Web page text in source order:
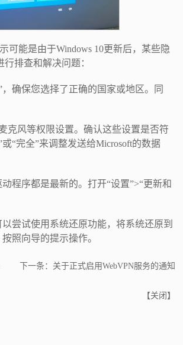
可能是由于Windows 10更新后，某些隐
排查和解决问题：
确保您选择了正确的国家或地区。同
克风等权限设置。确认这些设置是否符
“完全”来调整发送给Microsoft的数据
程序都是最新的。打开“设置”>“更新和
尝试使用系统还原功能，将系统还原到
照向导的提示操作。
下一条： 关于正式启用WebVPN服务的通知
【关闭】